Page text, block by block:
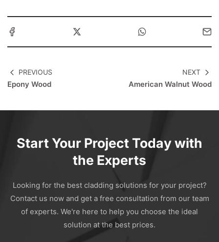
PREVIOUS
Epony Wood
NEXT
American Walnut Wood
Start Your Project Today with
the Experts
Looking for the best cladding solutions for your project?
Contact us now and get a free consultation from our team
of experts. We're here to help you choose the ideal
solution at the best prices.